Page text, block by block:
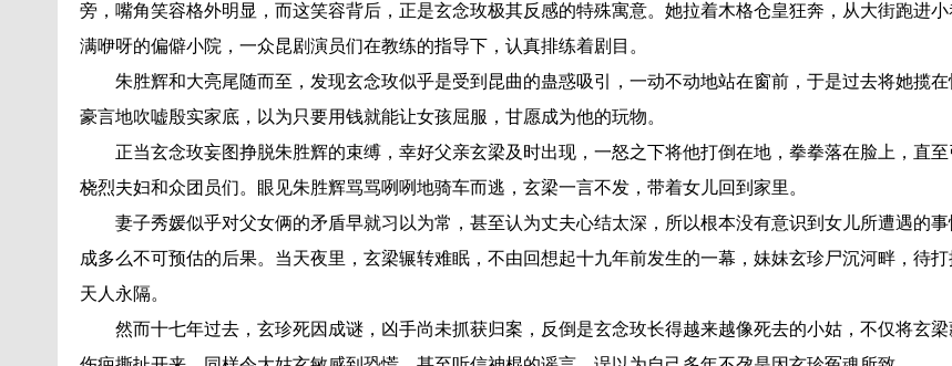
旁，嘴角笑容格外明显，而这笑容背后，正是玄念玫极其反感的特殊寓意。她拉着木格仓皇狂奔，从大街跑进
满咿呀的偏僻小院，一众昆剧演员们在教练的指导下，认真排练着剧目。
朱胜辉和大亮尾随而至，发现玄念玫似乎是受到昆曲的蛊惑吸引，一动不动地站在窗前，于是过去将她揽在
豪言地吹嘘殷实家底，以为只要用钱就能让女孩屈服，甘愿成为他的玩物。
正当玄念玫妄图挣脱朱胜辉的束缚，幸好父亲玄梁及时出现，一怒之下将他打倒在地，拳拳落在脸上，直至
桡烈夫妇和众团员们。眼见朱胜辉骂骂咧咧地骑车而逃，玄梁一言不发，带着女儿回到家里。
妻子秀媛似乎对父女俩的矛盾早就习以为常，甚至认为丈夫心结太深，所以根本没有意识到女儿所遭遇的事
成多么不可预估的后果。当天夜里，玄梁辗转难眠，不由回想起十九年前发生的一幕，妹妹玄珍尸沉河畔，待
天人永隔。
然而十七年过去，玄珍死因成谜，凶手尚未抓获归案，反倒是玄念玫长得越来越像死去的小姑，不仅将玄梁